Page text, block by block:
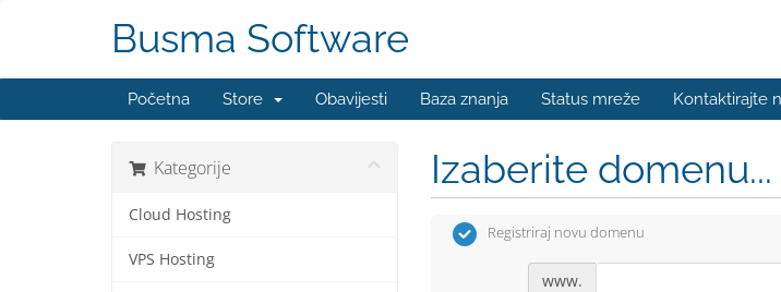
Busma Software
Početna Store Obavijesti Baza znanja Status mreže Kontaktirajte
Kategorije
Cloud Hosting
VPS Hosting
Izaberite domenu...
Registriraj novu domenu
www.